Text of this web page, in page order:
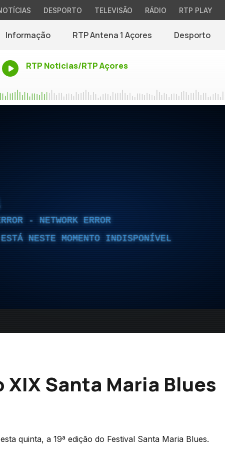
DESPORTO TELEVISÃO RÁDIO RTP PLAY
Informação RTP Antena 1 Açores Desporto
RTP Noticias/RTP Açores
- NETWORK ERROR
NESTE MOMENTO INDISPONÍVEL
XIX Santa Maria Blues
quinta, a 19ª edição do Festival Santa Maria Blues.